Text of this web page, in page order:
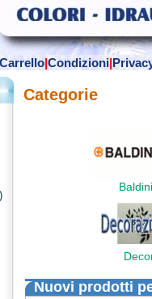
Carrello|Condizioni|
Categorie
Nuovi prodotti